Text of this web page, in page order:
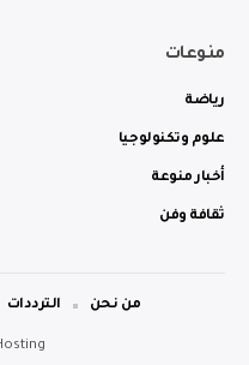
منوعات
رياضة
علوم وتكنولوجيا
أخبار منوعة
ثقافة وفن
من نحن الترددات